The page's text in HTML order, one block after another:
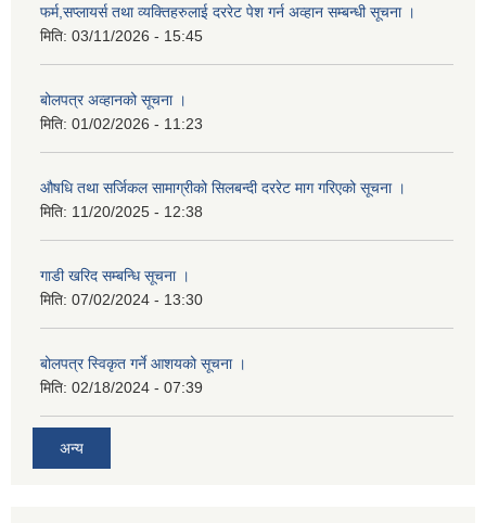
फर्म,सप्लायर्स तथा व्यक्तिहरुलाई दररेट पेश गर्न अव्हान सम्बन्धी सूचना ।
मिति: 03/11/2026 - 15:45
बोलपत्र अव्हानको सूचना ।
मिति: 01/02/2026 - 11:23
औषधि तथा सर्जिकल सामाग्रीको सिलबन्दी दररेट माग गरिएको सूचना ।
मिति: 11/20/2025 - 12:38
गाडी खरिद सम्बन्धि सूचना ।
मिति: 07/02/2024 - 13:30
बोलपत्र स्विकृत गर्ने आशयको सूचना ।
मिति: 02/18/2024 - 07:39
अन्य